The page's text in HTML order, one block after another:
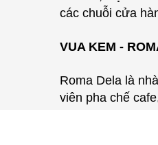
các chuỗi cửa
VUA KEM -
Roma Dela là
viên pha chế